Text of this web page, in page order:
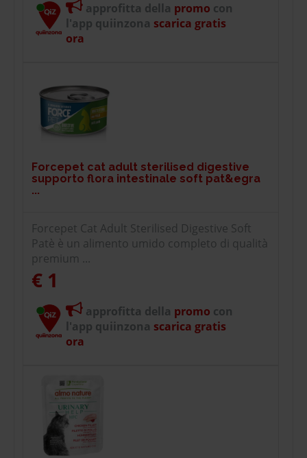
approfitta della promo con
l'app quiinzona scarica gratis
ora
Forcepet cat adult sterilised digestive
supporto flora intestinale soft pat&egra
...
Forcepet Cat Adult Sterilised Digestive Soft
Patè è un alimento umido completo di qualità
premium ...
€ 1
approfitta della promo con
l'app quiinzona scarica gratis
ora